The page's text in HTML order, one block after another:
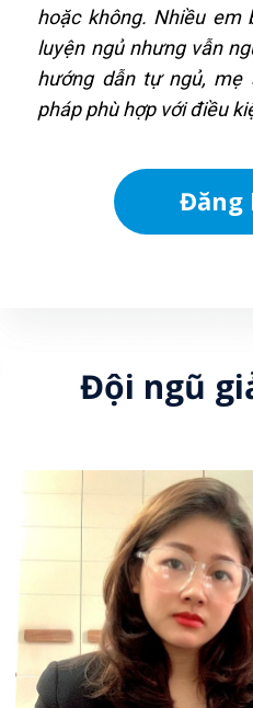
Đăng
hoặc không. Nhiều em
luyện ngủ nhưng vẫn
hướng dẫn tự ngủ, mẹ
pháp phù hợp với điều
Đội ngũ